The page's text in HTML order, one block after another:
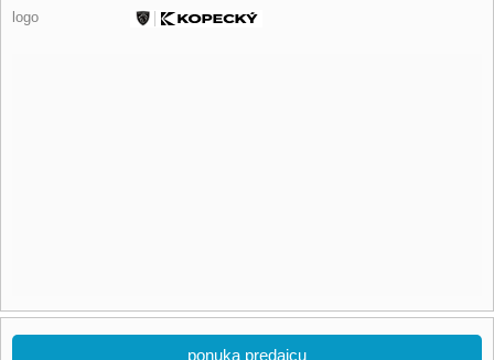
logo
ponuka predajcu